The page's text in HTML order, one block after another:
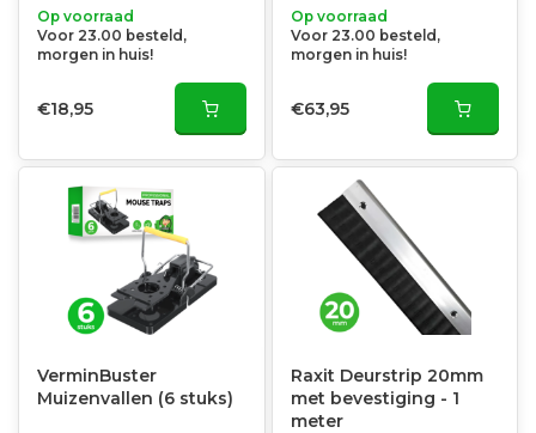
Op voorraad
Voor 23.00 besteld,
morgen in huis!
€18,95
Op voorraad
Voor 23.00 besteld,
morgen in huis!
€63,95
VerminBuster
Muizenvallen (6 stuks)
Raxit Deurstrip 20mm
met bevestiging - 1
meter